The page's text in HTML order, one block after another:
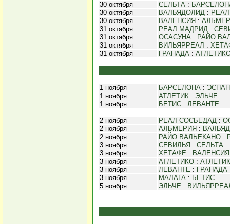
30 октября СЕЛЬТА :
30 октября
ВАЛЬЯДОЛИД :
30 октября
ВАЛЕНСИЯ :
31 октября
РЕАЛ МАДРИД :
31 октября
ОСАСУНА : РАЙО
31 октября
ВИЛЬЯРРЕАЛ :
31 октября
ГРАНАДА :
1 ноября БАРСЕЛОНА :
1 ноября
АТЛЕТИК : ЭЛЬЧЕ
1 ноября
БЕТИС : ЛЕВАНТЕ
2 ноября РЕАЛ СОСЬЕДАД :
2 ноября
АЛЬМЕРИЯ :
2 ноября
РАЙО ВАЛЬЕКАНО :
3 ноября
СЕВИЛЬЯ : СЕЛЬТА
3 ноября
ХЕТАФЕ : ВАЛЕНСИЯ
3 ноября
АТЛЕТИКО : АТЛЕТИК
3 ноября
ЛЕВАНТЕ : ГРАНАДА
3 ноября
МАЛАГА : БЕТИС
5 ноября
ЭЛЬЧЕ :